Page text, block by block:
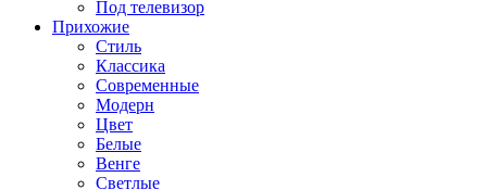
Под телевизор
Прихожие
Стиль
Классика
Современные
Модерн
Цвет
Белые
Венге
Светлые